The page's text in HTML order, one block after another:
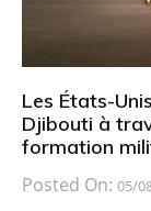
Les États-
Djibouti à
formation
Posted On: 05/